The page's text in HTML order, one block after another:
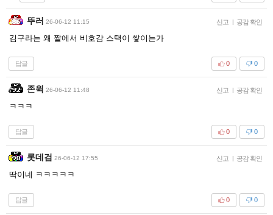
뚜러 26-06-12 11:15 신고 | 공감 확인
김구라는 왜 짤에서 비호감 스택이 쌓이는가
답글 0
0
존윅 26-06-12 11:48 신고 | 공감 확인
ㅋㅋㅋ
답글 0
0
롯데검 26-06-12 17:55 신고 | 공감 확인
딱이네 ㅋㅋㅋㅋㅋ
답글 0
0